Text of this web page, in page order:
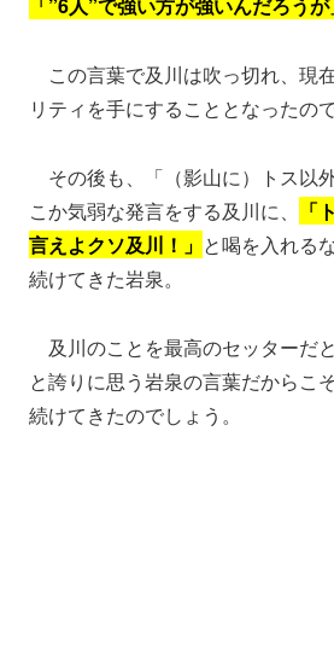
「”6人”で強い方が強いんだろうが
この言葉で及川は吹っ切れ、現
リティを手にすることとなったので
その後も、「（影山に）トス以
こか気弱な発言をする及川に、
「
言えよクソ及川！」 と喝を入れる
続けてきた岩泉。
及川のことを最高のセッターだ
と誇りに思う岩泉の言葉だからこ
続けてきたのでしょう。